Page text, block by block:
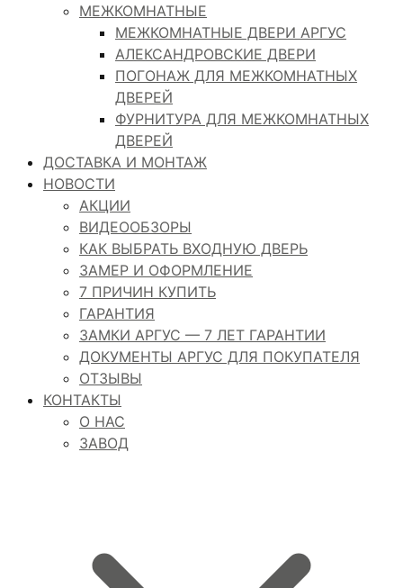
МЕЖКОМНАТНЫЕ
МЕЖКОМНАТНЫЕ ДВЕРИ АРГУС
АЛЕКСАНДРОВСКИЕ ДВЕРИ
ПОГОНАЖ ДЛЯ МЕЖКОМНАТНЫХ
ДВЕРЕЙ
ФУРНИТУРА ДЛЯ МЕЖКОМНАТНЫХ
ДВЕРЕЙ
ДОСТАВКА И МОНТАЖ
НОВОСТИ
АКЦИИ
ВИДЕООБЗОРЫ
КАК ВЫБРАТЬ ВХОДНУЮ ДВЕРЬ
ЗАМЕР И ОФОРМЛЕНИЕ
7 ПРИЧИН КУПИТЬ
ГАРАНТИЯ
ЗАМКИ АРГУС — 7 ЛЕТ ГАРАНТИИ
ДОКУМЕНТЫ АРГУС ДЛЯ ПОКУПАТЕЛЯ
ОТЗЫВЫ
КОНТАКТЫ
О НАС
ЗАВОД